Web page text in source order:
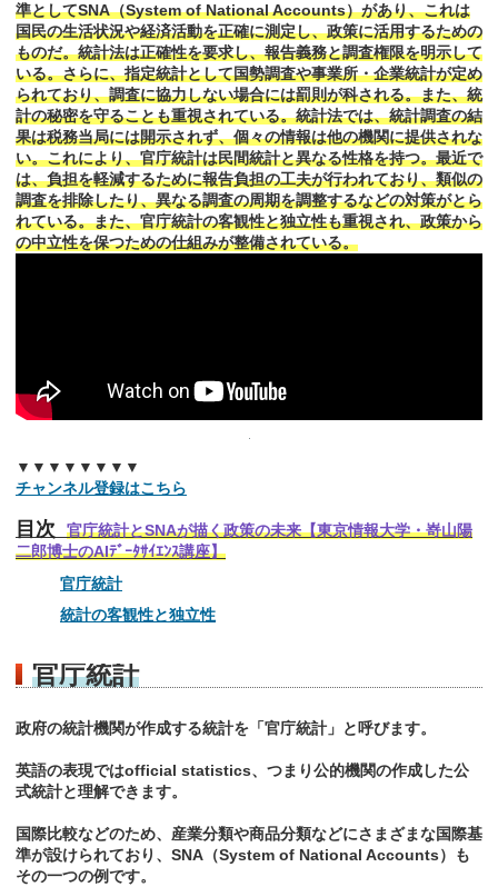
準としてSNA（System of National Accounts）があり、これは
国民の生活状況や経済活動を正確に測定し、政策に活用するための
ものだ。統計法は正確性を要求し、報告義務と調査権限を明示して
いる。さらに、指定統計として国勢調査や事業所・企業統計が定め
られており、調査に協力しない場合には罰則が科される。また、統
計の秘密を守ることも重視されている。統計法では、統計調査の結
果は税務当局には開示されず、個々の情報は他の機関に提供されな
い。これにより、官庁統計は民間統計と異なる性格を持つ。最近で
は、負担を軽減するために報告負担の工夫が行われており、類似の
調査を排除したり、異なる調査の周期を調整するなどの対策がとら
れている。また、官庁統計の客観性と独立性も重視され、政策から
の中立性を保つための仕組みが整備されている。
▼▼▼▼▼▼▼▼
チャンネル登録はこちら
目次
官庁統計とSNAが描く政策の未来【東京情報大学・嵜山陽
二郎博士のAIﾃﾞｰﾀｻｲｴﾝｽ講座】
官庁統計
統計の客観性と独立性
官庁統計
政府の統計機関が作成する統計を「官庁統計」と呼びます。
英語の表現ではofficial statistics、つまり公的機関の作成した公
式統計と理解できます。
国際比較などのため、産業分類や商品分類などにさまざまな国際基
準が設けられており、SNA（System of National Accounts）も
その一つの例です。